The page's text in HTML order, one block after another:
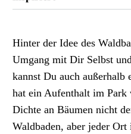
Hinter der Idee des
Umgang mit Dir Selbst
kannst Du auch außerhalb
hat ein Aufenthalt im Park
Dichte an Bäumen nicht
Waldbaden, aber jeder